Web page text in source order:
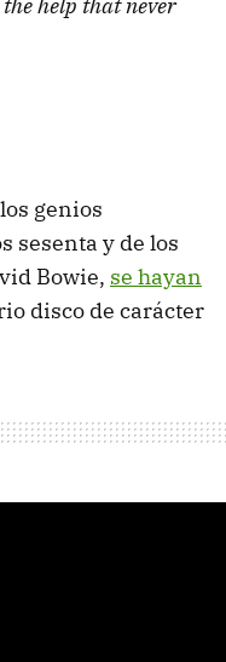
genios
sesenta y de los
Bowie, se hayan
disco de carácter